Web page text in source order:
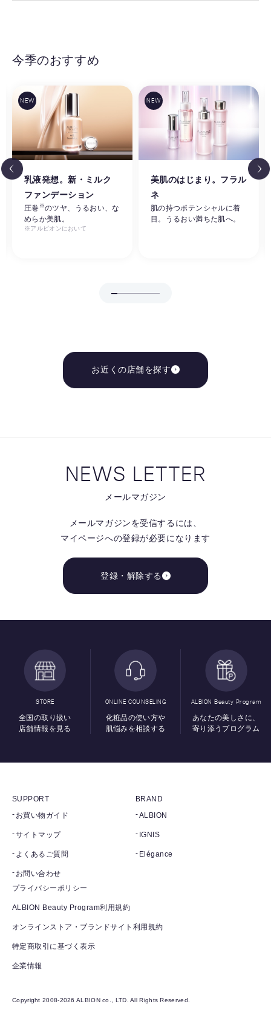
今季のおすすめ
乳液発想。新・ミルク
ファンデーション
圧巻 ※のツヤ、うるおい、な
めらか美肌。
※アルビオンにおいて
美肌のはじまり。フラル
ネ
肌の持つポテンシャルに着
目。うるおい満ちた肌へ。
お近くの店舗を探す
NEWS LETTER
メールマガジン
メールマガジンを受信するには、
マイページへの登録が必要になります
登録・解除する
STORE
全国の取り扱い
店舗情報を見る
ONLINE COUNSELING
化粧品の使い方や
肌悩みを相談する
ALBION Beauty Program
あなたの美しさに、
寄り添うプログラム
SUPPORT
お買い物ガイド
サイトマップ
よくあるご質問
お問い合わせ
BRAND
ALBION
IGNIS
Elégance
プライバシーポリシー
ALBION Beauty Program利用規約
オンラインストア・ブランドサイト利用規約
特定商取引に基づく表示
企業情報
Copyright 2008-2026 ALBION co., LTD. All Rights Reserved.